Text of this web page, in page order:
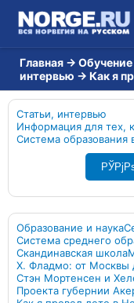
Главная →
интервью → Как я
Статьи, интервью
Информация для тех,
Система образования
Образование и наука
Система среднего
Скандинавская школа
Х. Фладмо: от Москвы
Стэн Мортенсен и
Проекта губернии